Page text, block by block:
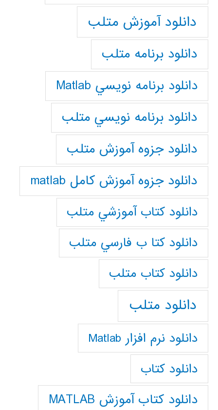
دانلود آموزش متلب
دانلود برنامه متلب
دانلود برنامه نويسي Matlab
دانلود برنامه نويسي متلب
دانلود جزوه آموزش متلب
دانلود جزوه آموزش کامل matlab
دانلود كتاب آموزشي متلب
دانلود كتا ب فارسي متلب
دانلود كتاب متلب
دانلود متلب
دانلود نرم افزار Matlab
دانلود کتاب
دانلود کتاب آموزش MATLAB